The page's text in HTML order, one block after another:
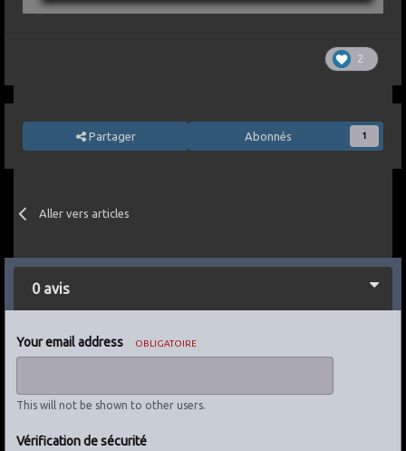
2
Partager Abonnés 1
Aller vers articles
0 avis
Your email address OBLIGATOIRE
This will not be shown to other users.
Vérification de sécurité